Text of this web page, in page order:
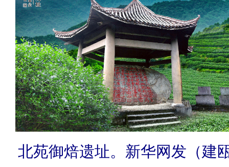
北苑御焙遗址。新华网发（建